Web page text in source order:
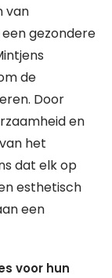
van
gezondere
de
Door
en
het
dat elk op
esthetisch
een
voor hun